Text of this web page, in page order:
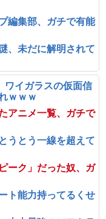
編集部、ガチで有能
、未だに解明されて
ワイガラスの仮面信
ｗｗｗ
アニメ一覧、ガチで
うとう一線を超えて
ーク」だった奴、ガ
ト能力持ってるくせ